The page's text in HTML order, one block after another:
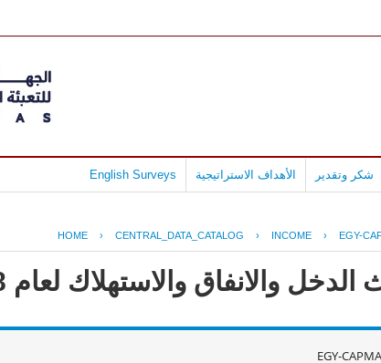
شكر وتقدير الأهداف الاستراتيجية English Surveys
HOME › CENTRAL_DATA_CATALOG › INCOME › EGY-
والانفاق والاستهلاك لعام 2009/2008
EGY-